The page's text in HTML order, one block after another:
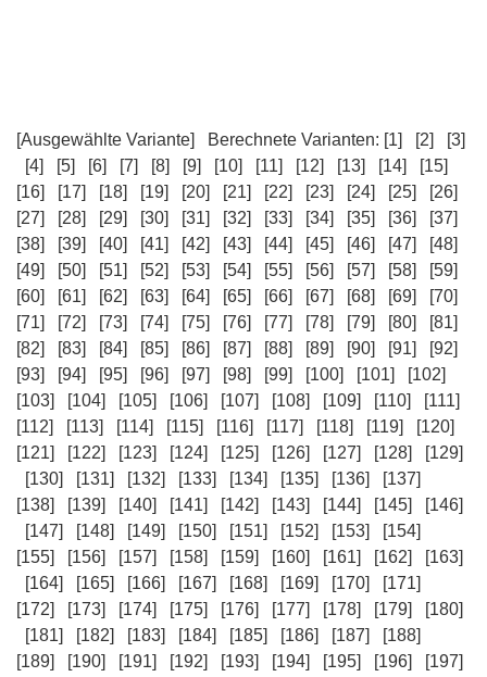
[Ausgewählte Variante] Berechnete Varianten: [1] [2]
[3]
[4]
[5] [6] [7] [8] [9] [10] [11] [12] [13] [14]
[15]
[16]
[17] [18] [19] [20] [21] [22] [23] [24] [25]
[26]
[27]
[28] [29] [30] [31] [32] [33] [34] [35] [36]
[37]
[38]
[39] [40] [41] [42] [43] [44] [45] [46] [47]
[48]
[49]
[50] [51] [52] [53] [54] [55] [56] [57] [58]
[59]
[60]
[61] [62] [63] [64] [65] [66] [67] [68] [69]
[70]
[71]
[72] [73] [74] [75] [76] [77] [78] [79] [80]
[81]
[82]
[83] [84] [85] [86] [87] [88] [89] [90] [91]
[92]
[93]
[94] [95] [96] [97] [98] [99] [100] [101]
[102]
[103]
[104] [105] [106] [107] [108] [109] [110]
[111]
[112]
[113] [114] [115] [116] [117] [118] [119]
[120]
[121]
[122] [123] [124] [125] [126] [127] [128]
[129]
[130]
[131] [132] [133] [134] [135] [136]
[137]
[138]
[139] [140] [141] [142] [143] [144] [145]
[146]
[147]
[148] [149] [150] [151] [152] [153]
[154]
[155]
[156] [157] [158] [159] [160] [161] [162]
[163]
[164]
[165] [166] [167] [168] [169] [170]
[171]
[172]
[173] [174] [175] [176] [177] [178] [179]
[180]
[181]
[182] [183] [184] [185] [186] [187]
[188]
[189]
[190] [191] [192] [193] [194] [195] [196]
[197]